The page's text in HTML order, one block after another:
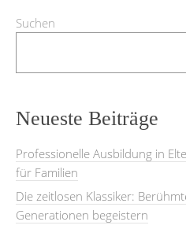
Suchen
Neueste Beiträge
Professionelle Ausbildung in
für Familien
Die zeitlosen Klassiker:
Generationen begeistern